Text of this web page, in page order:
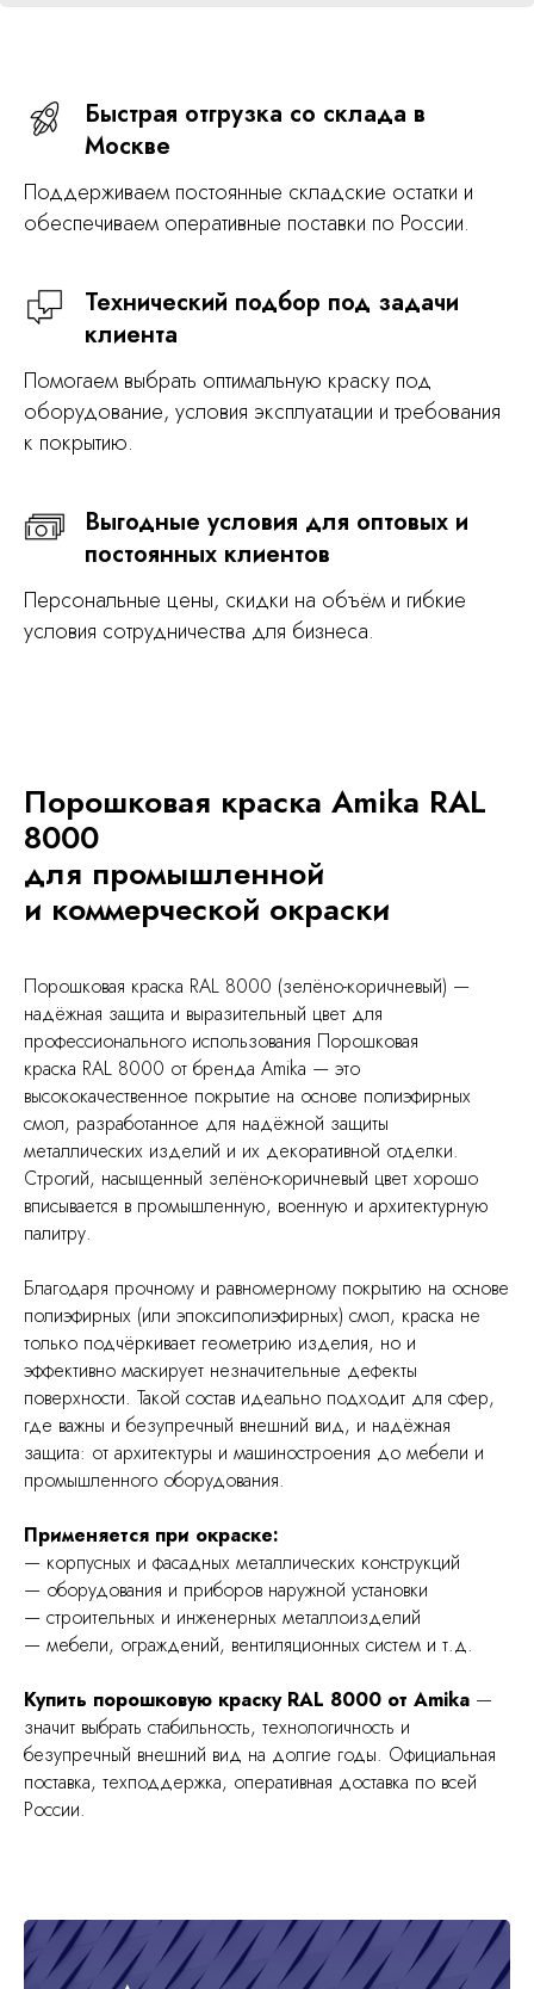
Быстрая отгрузка со склада в
Москве
Поддерживаем постоянные складские остатки и
обеспечиваем оперативные поставки по России.
Технический подбор под задачи
клиента
Помогаем выбрать оптимальную краску под
оборудование, условия эксплуатации и требования
к покрытию.
Выгодные условия для оптовых и
постоянных клиентов
Персональные цены, скидки на объём и гибкие
условия сотрудничества для бизнеса.
Порошковая краска Amika RAL
8000
для промышленной
и коммерческой окраски
Порошковая краска RAL 8000 (зелёно-коричневый) —
надёжная защита и выразительный цвет для
профессионального использования Порошковая
краска RAL 8000 от бренда Amika — это
высококачественное покрытие на основе полиэфирных
смол, разработанное для надёжной защиты
металлических изделий и их декоративной отделки.
Строгий, насыщенный зелёно-коричневый цвет хорошо
вписывается в промышленную, военную и архитектурную
палитру.
Благодаря прочному и равномерному покрытию на основе
полиэфирных (или эпоксиполиэфирных) смол, краска не
только подчёркивает геометрию изделия, но и
эффективно маскирует незначительные дефекты
поверхности. Такой состав идеально подходит для сфер,
где важны и безупречный внешний вид, и надёжная
защита: от архитектуры и машиностроения до мебели и
промышленного оборудования.
Применяется при окраске:
— корпусных и фасадных металлических конструкций
— оборудования и приборов наружной установки
— строительных и инженерных металлоизделий
— мебели, ограждений, вентиляционных систем и т.д.
Купить порошковую краску RAL 8000 от Amika —
значит выбрать стабильность, технологичность и
безупречный внешний вид на долгие годы. Официальная
поставка, техподдержка, оперативная доставка по всей
России.